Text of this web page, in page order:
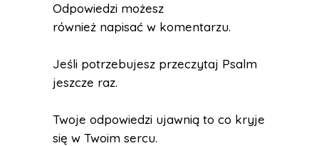
Odpowiedzi możesz
również napisać w komentarzu.
Jeśli potrzebujesz przeczytaj Psalm
jeszcze raz.
Twoje odpowiedzi ujawnią to co kryje
się w Twoim sercu.